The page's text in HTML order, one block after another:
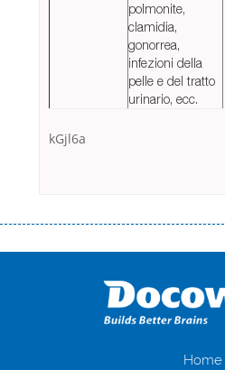
polmonite,
clamidia,
gonorrea,
infezioni della
pelle e del tratto
urinario, ecc.
kGjl6a
оформляти кредит в банку, значить
загальна тривалість процесу, втрата
іншого. Завдяки сучасній технології
отримати позику до зарплати на
нарахування кредитних коштів безHome